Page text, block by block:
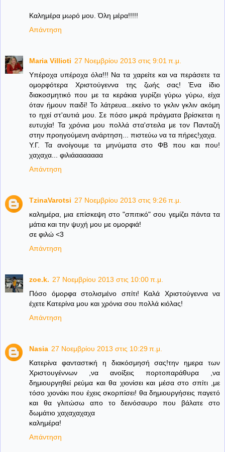
Καλημέρα μωρό μου. Όλη μέρα!!!!!
Απάντηση
Maria Villioti 27 Νοεμβρίου 2013 στις 9:01 π.μ.
Υπέροχα υπέροχα όλα!!! Να τα χαρείτε και να περάσετε τα
ομορφότερα Χριστούγεννα της ζωής σας! Ένα ίδιο
διακοσμητικό που με τα κεράκια γυρίζει γύρω γύρω, είχα
όταν ήμουν παιδί! Το λάτρευα...εκείνο το γκλιν γκλιν ακόμη
το ηχεί στ'αυτιά μου. Σε πόσο μικρά πράγματα βρίσκεται η
ευτυχία! Τα χρόνια μου πολλά στα'στειλα με τον Πανταζή
στην προηγούμενη ανάρτηση... πιστεύω να τα πήρες!χαχα.
Υ.Γ. Τα ανοίγουμε τα μηνύματα στο ΦΒ που και που!
χαχαχα... φιλιάααααααα
Απάντηση
TzinaVarotsi 27 Νοεμβρίου 2013 στις 9:26 π.μ.
καλημέρα, μια επίσκεψη στο "σπιτικό" σου γεμίζει πάντα τα
μάτια και την ψυχή μου με ομορφιά!
σε φιλώ <3
Απάντηση
zoe.k. 27 Νοεμβρίου 2013 στις 10:00 π.μ.
Πόσο όμορφα στολισμένο σπίτι! Καλά Χριστούγεννα να
έχετε Κατερίνα μου και χρόνια σου πολλά κιόλας!
Απάντηση
Nasia 27 Νοεμβρίου 2013 στις 10:29 π.μ.
Κατερίνα φανταστική η διακόσμησή σας!την ημερα των
Χριστουγέννων ,να ανοίξεις πορτοπαράθυρα ,να
δημιουργηθεί ρεύμα και θα χιονίσει και μέσα στο σπίτι ,με
τόσο χιονάκι που έχεις σκορπίσει! θα δημιουργήσεις παγετό
και θα γλιτώσω απο το δεινόσαυρο που βάλατε στο
δωμάτιο χαχαχαχαχα
καλημέρα!
Απάντηση